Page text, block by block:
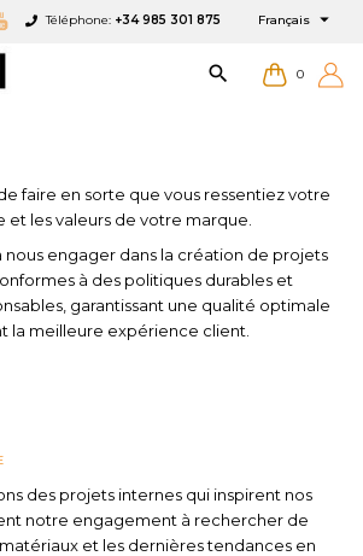
Téléphone: +34 985 301 875 Français 
 0
d’image
années 1980
faire en sorte que vous ressentiez votre
et les valeurs de votre marque.
nous engager dans la création de projets
à des politiques durables et
garantissant une qualité optimale
la meilleure expérience client.
des projets internes qui inspirent nos
notre engagement à rechercher de
et les dernières tendances en
ma liste d'envies ×
×
liste d'envies ×
×